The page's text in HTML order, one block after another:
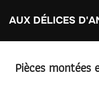
AUX DÉLICES
Pièces montées